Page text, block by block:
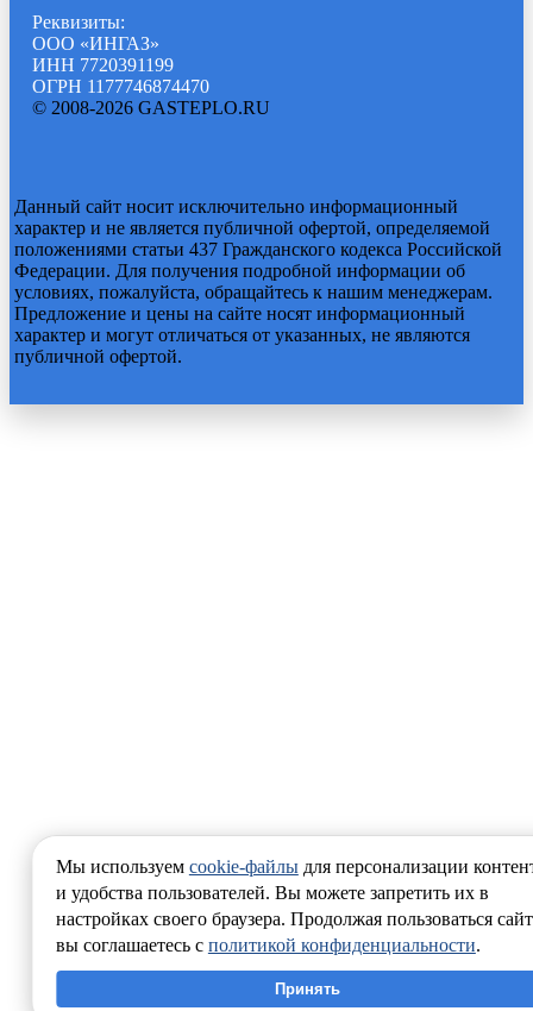
Реквизиты:
ООО «ИНГАЗ»
ИНН 7720391199
ОГРН 1177746874470
© 2008-2026 GASTEPLO.RU
Данный сайт носит исключительно информационный
характер и не является публичной офертой, определяемой
положениями статьи 437 Гражданского кодекса Российской
Федерации. Для получения подробной информации об
условиях, пожалуйста, обращайтесь к нашим менеджерам.
Предложение и цены на сайте носят информационный
характер и могут отличаться от указанных, не являются
публичной офертой.
Мы используем cookie-файлыдля персонализации
и удобства пользователей. Вы можете запретить их в
настройках своего браузера. Продолжая пользоваться
вы соглашаетесь с политикой конфиденциальности.
Принять